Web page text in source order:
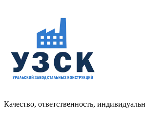
Качество, ответственность,